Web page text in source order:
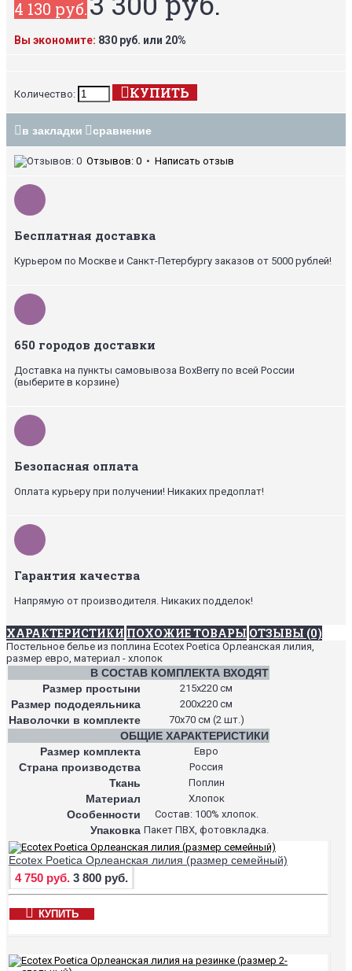
4 130 руб.
Вы экономите: 830 руб. или 20%
Количество: КУПИТЬ
в закладки сравнение
Отзывов: 0 • Написать отзыв
Бесплатная доставка
Курьером по Москве и Санкт-Петербургу заказов от 5000 рублей!
650 городов доставки
Доставка на пункты самовывоза BoxBerry по всей России
(выберите в корзине)
Безопасная оплата
Оплата курьеру при получении! Никаких предоплат!
Гарантия качества
Напрямую от производителя. Никаких подделок!
ХАРАКТЕРИСТИКИ ПОХОЖИЕ ТОВАРЫ ОТЗЫВЫ (0)
Постельное белье из поплина Ecotex Poetica Орлеанская лилия,
размер евро, материал - хлопок
В СОСТАВ КОМПЛЕКТА ВХОДЯТ
Размер простыни
215х220 см
Размер пододеяльника 200х220 см
Наволочки в комплекте 70х70 см (2 шт.)
ОБЩИЕ ХАРАКТЕРИСТИКИ
Размер комплекта
Евро
Страна производства Россия
Ткань Поплин
Материал Хлопок
Особенности Состав: 100% хлопок.
Упаковка Пакет ПВХ, фотовкладка.
Ecotex Poetica Орлеанская лилия (размер семейный)
4 750 руб. 3 800 руб.
КУПИТЬ